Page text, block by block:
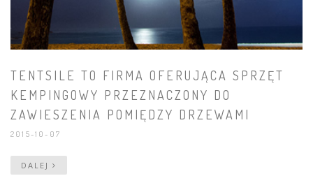
TENTSILE TO FIRMA OFERUJĄCA SPRZĘT
KEMPINGOWY PRZEZNACZONY DO
ZAWIESZENIA POMIĘDZY DRZEWAMI
2015-10-07
DALEJ